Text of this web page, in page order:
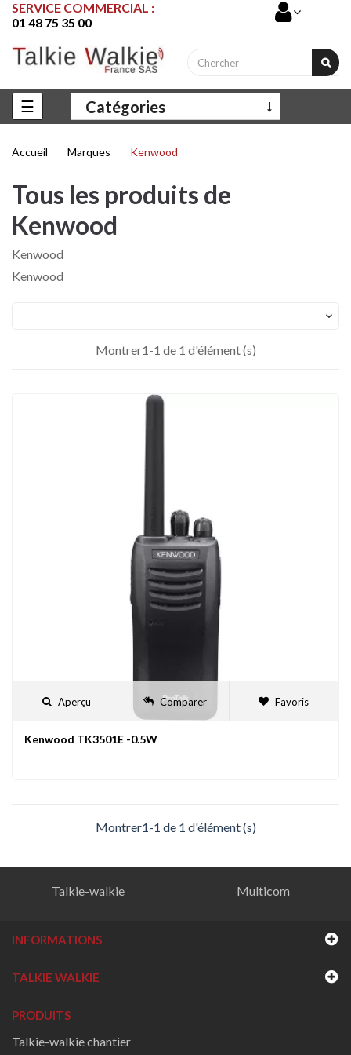
SERVICE COMMERCIAL :
01 48 75 35 00
Catégories
Basculer
la
☰
Accueil Marques Kenwood
Tous les produits de
Kenwood
Kenwood
Kenwood

Montrer1-1 de 1 d'élément (s)
Aperçu Comparer Favoris
Kenwood TK3501E -0.5W
Montrer1-1 de 1 d'élément (s)
Talkie-walkie Multicom
INFORMATIONS
TALKIE WALKIE
PRODUITS
Talkie-walkie chantier